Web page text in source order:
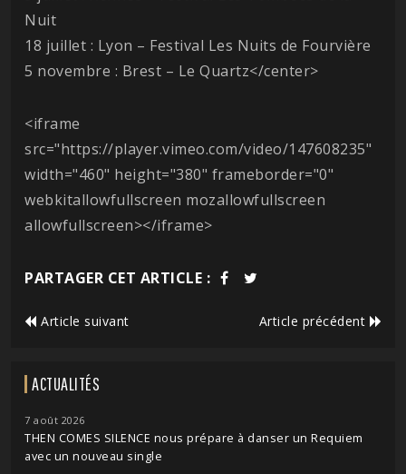
Nuit
18 juillet : Lyon – Festival Les Nuits de Fourvière
5 novembre : Brest – Le Quartz</center>
<iframe
src="https://player.vimeo.com/video/147608235"
width="460" height="380" frameborder="0"
webkitallowfullscreen mozallowfullscreen
allowfullscreen></iframe>
PARTAGER CET ARTICLE :
Article suivant Article précédent
ACTUALITÉS
7 août 2026
THEN COMES SILENCE nous prépare à danser un Requiem
avec un nouveau single